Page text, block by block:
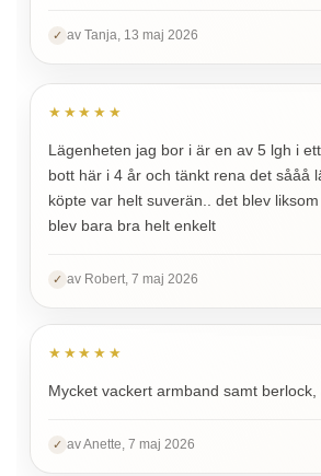
✓ av Tanja, 13 maj 2026
★★★★★
Lägenheten jag bor i är en av 5 lgh i ett
bott här i 4 år och tänkt rena det sååå
köpte var helt suverän.. det blev
blev bara bra helt enkelt
✓ av Robert, 7 maj 2026
★★★★★
Mycket vackert armband samt
✓ av Anette, 7 maj 2026